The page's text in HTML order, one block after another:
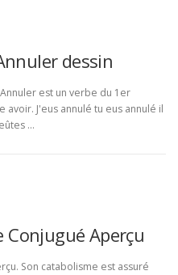
dessin
est un verbe du 1er
avoir. J'eus annulé tu eus annulé il
…
Aperçu
Son catabolisme est assuré